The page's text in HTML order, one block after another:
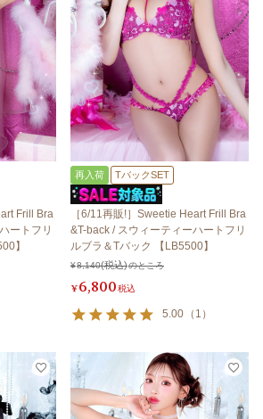
Frill Bra
ートフリ
】
再入荷 TバックSET
［6/11再販!］Sweetie Heart Frill Bra
&T-back / スウィーティーハートフリ
ルブラ＆Tバック 【LB5500】
¥8,140 のところ
¥6,800税込
5.00 （ 1 ）